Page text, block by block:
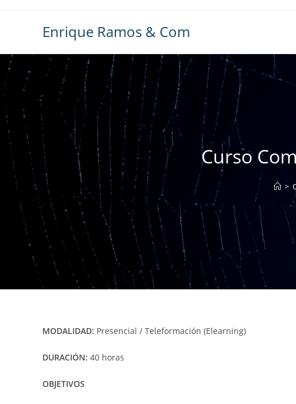
Enrique Ramos & Com
Curso
>
MODALIDAD: Presencial / Teleformación (Elearning)
DURACIÓN: 40 horas
OBJETIVOS